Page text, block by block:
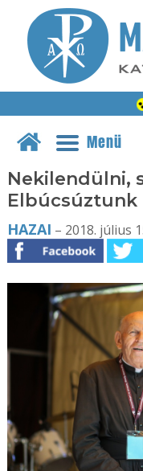
Menü
Nekilendülni,
Elbúcsúztunk
HAZAI – 2018. július